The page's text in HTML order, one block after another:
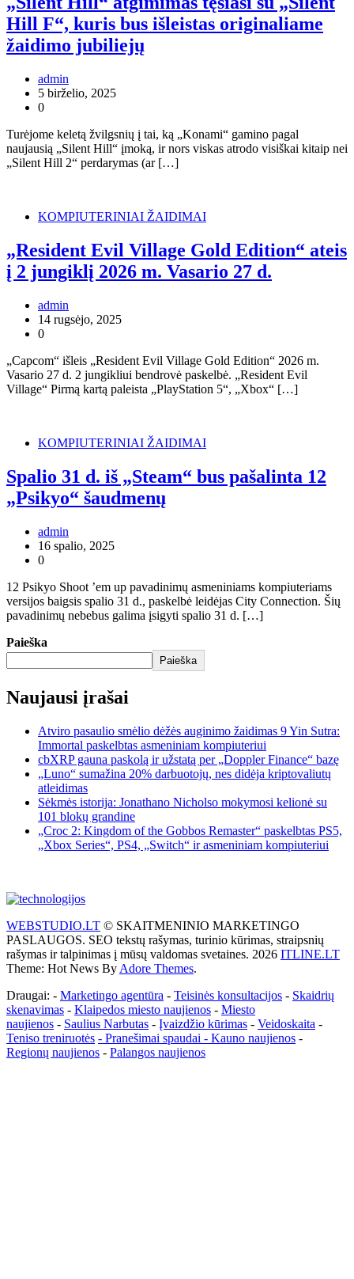
Hill F“, kuris bus išleistas originaliame
žaidimo jubiliejų
admin
5 birželio, 2025
0
Turėjome keletą žvilgsnių į tai, ką „Konami“ gamino pagal
naujausią „Silent Hill“ įmoką, ir nors viskas atrodo visiškai kitaip nei
„Silent Hill 2“ perdarymas (ar […]
KOMPIUTERINIAI ŽAIDIMAI
„Resident Evil Village Gold Edition“ ateis
į 2 jungiklį 2026 m. Vasario 27 d.
admin
14 rugsėjo, 2025
0
„Capcom“ išleis „Resident Evil Village Gold Edition“ 2026 m.
Vasario 27 d. 2 jungikliui bendrovė paskelbė. „Resident Evil
Village“ Pirmą kartą paleista „PlayStation 5“, „Xbox“ […]
KOMPIUTERINIAI ŽAIDIMAI
Spalio 31 d. iš „Steam“ bus pašalinta 12
„Psikyo“ šaudmenų
admin
16 spalio, 2025
0
12 Psikyo Shoot ’em up pavadinimų asmeniniams kompiuteriams
versijos baigsis spalio 31 d., paskelbė leidėjas City Connection. Šių
pavadinimų nebebus galima įsigyti spalio 31 d. […]
Paieška
Paieška
Naujausi įrašai
Atviro pasaulio smėlio dėžės auginimo žaidimas 9 Yin Sutra:
Immortal paskelbtas asmeniniam kompiuteriui
cbXRP gauna paskolą ir užstatą per „Doppler Finance“ bazę
„Luno“ sumažina 20% darbuotojų, nes didėja kriptovaliutų
atleidimas
Sėkmės istorija: Jonathano Nicholso mokymosi kelionė su
101 blokų grandine
„Croc 2: Kingdom of the Gobbos Remaster“ paskelbtas PS5,
„Xbox Series“, PS4, „Switch“ ir asmeniniam kompiuteriui
WEBSTUDIO.LT © SKAITMENINIO MARKETINGO
PASLAUGOS. SEO tekstų rašymas, turinio kūrimas, straipsnių
rašymas ir talpinimas į mūsų valdomas svetaines. 2026 ITLINE.LT
Theme: Hot News By Adore Themes.
Draugai: - Marketingo agentūra - Teisinės konsultacijos - Skaidrių
skenavimas - Klaipedos miesto naujienos - Miesto
naujienos - Saulius Narbutas - Įvaizdžio kūrimas - Veidoskaita -
Teniso treniruotės - Pranešimai spaudai - Kauno naujienos -
Regionų naujienos - Palangos naujienos